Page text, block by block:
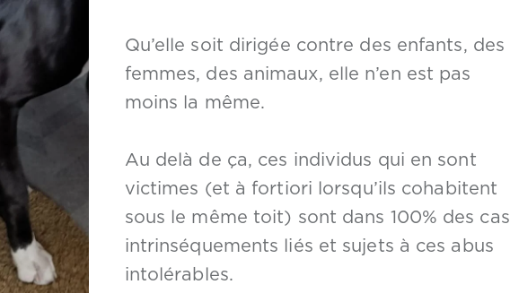
Qu’elle soit dirigée contre des enfants, des
femmes, des animaux, elle n’en est pas
moins la même.
Au delà de ça, ces individus qui en sont
victimes (et à fortiori lorsqu’ils cohabitent
sous le même toit) sont dans 100% des cas
intrinséquements liés et sujets à ces abus
intolérables.